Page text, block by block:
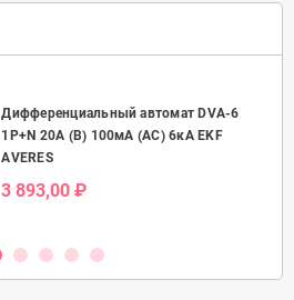
Дифференциальный автомат DVA-6
1P+N 20А (B) 100мА (AC) 6кА EKF
AVERES
3 893,00 ₽